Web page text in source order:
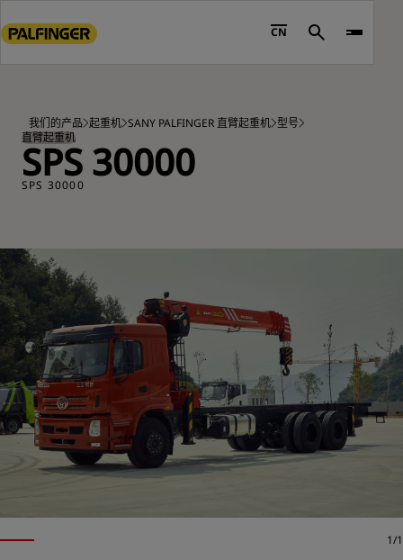
to
footer
content
CN Search
我们的产品 起重机 SANY PALFINGER 直臂起重机 型号
直臂起重机
SPS 30000
SPS 30000
1/1